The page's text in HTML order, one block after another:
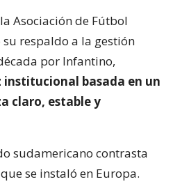
Asociación de Fútbol
respaldo a la gestión
por Infantino,
institucional basada en un
claro, estable y
sudamericano contrasta
se instaló en Europa.